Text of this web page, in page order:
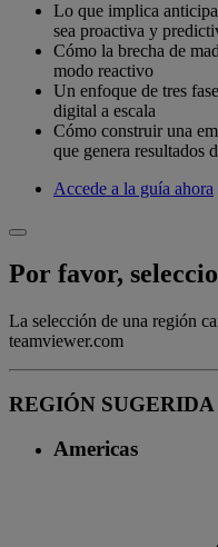
Lo que implica
sea proactiva y
Cómo la brecha de
modo reactivo
Un enfoque de tres
digital a escala
Cómo construir una
que genera resultados
Accede a la guía ahora
Por favor,
La selección de una región
teamviewer.com
REGIÓN SUGERIDA
Americas